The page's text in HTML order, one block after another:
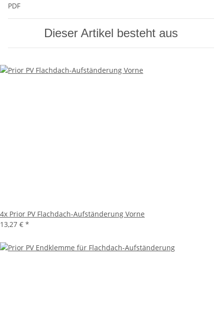
PDF
Dieser Artikel besteht aus
4x Prior PV Flachdach-Aufständerung Vorne
13,27 € *